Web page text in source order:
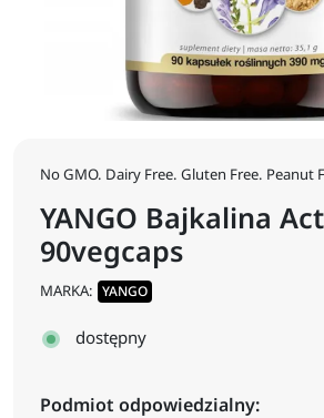
No GMO. Dairy Free. Gluten Free. Peanut
YANGO Bajkalina
90vegcaps
MARKA: YANGO
dostępny
Podmiot odpowiedzialny: